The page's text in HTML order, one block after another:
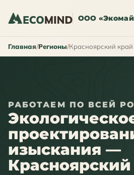
ООО
Главная Регионы Красноярский край
РАБОТАЕМ ПО ВСЕЙ
изыскания —